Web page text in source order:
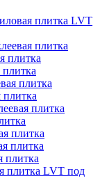
плитка LVT
плитка
плитка
плитка
плитка
плитка
плитка
плитка
плитка LVT под